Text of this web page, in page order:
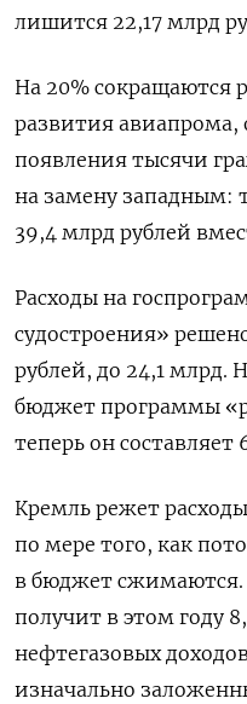
лишится 22,17 млрд
На 20% сокращаются
развития
появления тысячи
на замену западным:
39,4 млрд рублей
Расходы на
судостроения»
рублей, до 24,1 млрд.
бюджет программы
теперь он составляет
Кремль режет
по мере того, как
в бюджет сжимаются.
получит в этом году
нефтегазовых
изначально